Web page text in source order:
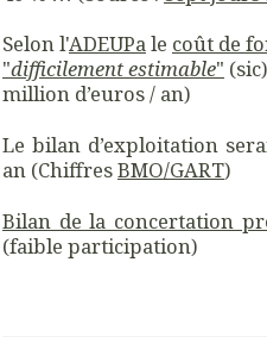
Selon l'ADEUPa le coût de
"difficilement estimable"
million d’euros / an)
Le bilan d’exploitation
an (ChiffresBMO/GART)
Bilan de la concertation
(faible participation)